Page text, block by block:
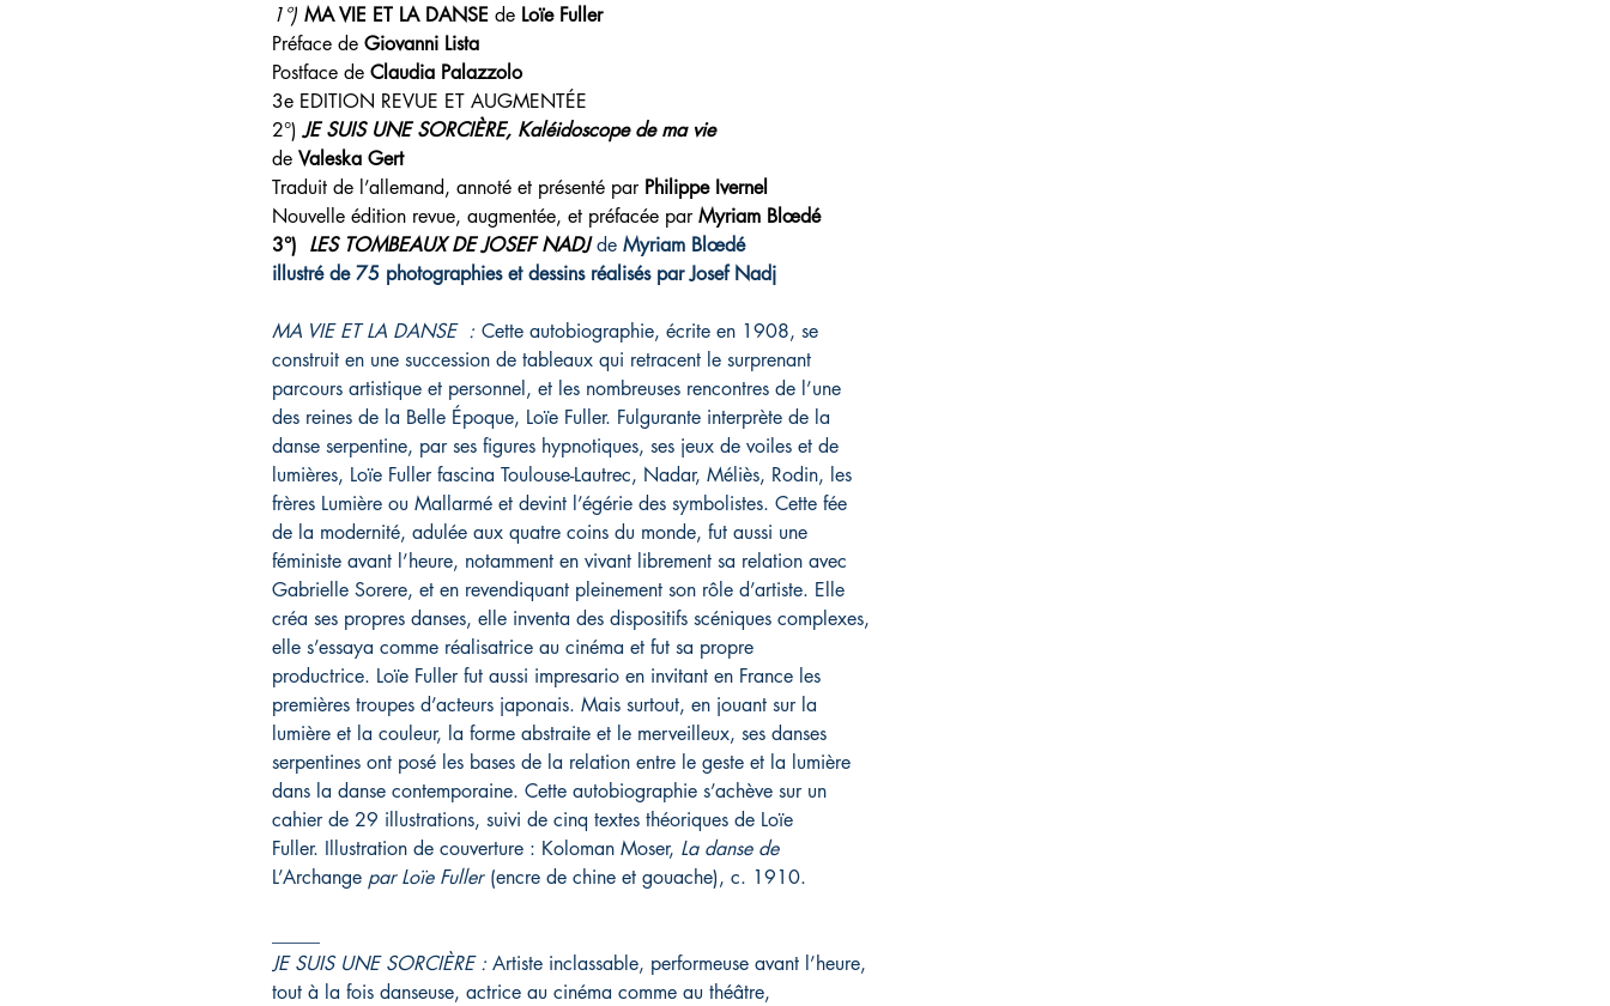
1°) MA VIE ET LA DANSE de Loïe Fuller
Préface de Giovanni Lista
Postface de Claudia Palazzolo
3e EDITION REVUE ET AUGMENTÉE
2°)JE SUIS UNE SORCIÈRE, Kaléidoscope de ma vie
de Valeska Gert
Traduit de l’allemand, annoté et présenté par Philippe Ivernel
Nouvelle édition revue, augmentée, et préfacée parMyriam Blœdé
3°) LES TOMBEAUX DE JOSEF NADJde Myriam Blœdé
illustré de 75 photographies et dessins réalisés par Josef Nadj
MA VIE ET LA DANSE : Cette autobiographie, écrite en 1908, se
construit en une succession de tableaux qui retracent le surprenant
parcours artistique et personnel, et les nombreuses rencontres de l’une
des reines de la Belle Époque, Loïe Fuller. Fulgurante interprète de la
danse serpentine, par ses figures hypnotiques, ses jeux de voiles et de
lumières, Loïe Fuller fascina Toulouse-Lautrec, Nadar, Méliès, Rodin, les
frères Lumière ou Mallarmé et devint l’égérie des symbolistes. Cette fée
de la modernité, adulée aux quatre coins du monde, fut aussi une
féministe avant l’heure, notamment en vivant librement sa relation avec
Gabrielle Sorere, et en revendiquant pleinement son rôle d’artiste. Elle
créa ses propres danses, elle inventa des dispositifs scéniques complexes,
elle s’essaya comme réalisatrice au cinéma et fut sa propre
productrice. Loïe Fuller fut aussi impresario en invitant en France les
premières troupes d’acteurs japonais. Mais surtout, en jouant sur la
lumière et la couleur, la forme abstraite et le merveilleux, ses danses
serpentines ont posé les bases de la relation entre le geste et la lumière
dans la danse contemporaine. Cette autobiographie s’achève sur un
cahier de 29 illustrations, suivi de cinq textes théoriques de Loïe
Fuller. Illustration de couverture : Koloman Moser, La danse de
L’Archange par Loïe Fuller(encre de chine et gouache), c. 1910.
JE SUIS UNE SORCIÈRE : Artiste inclassable, performeuse avant l’heure,
tout à la fois danseuse, actrice au cinéma comme au théâtre,